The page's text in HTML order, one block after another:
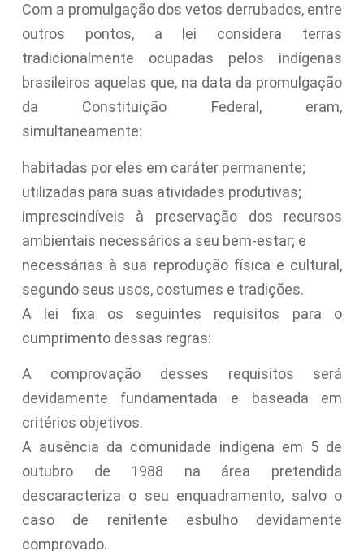
Com a promulgação dos vetos derrubados, entre
outros pontos, a lei considera terras
tradicionalmente ocupadas pelos indígenas
brasileiros aquelas que, na data da promulgação
da Constituição Federal, eram,
simultaneamente:
habitadas por eles em caráter permanente;
utilizadas para suas atividades produtivas;
imprescindíveis à preservação dos recursos
ambientais necessários a seu bem-estar; e
necessárias à sua reprodução física e cultural,
segundo seus usos, costumes e tradições.
A lei fixa os seguintes requisitos para o
cumprimento dessas regras:
A comprovação desses requisitos será
devidamente fundamentada e baseada em
critérios objetivos.
A ausência da comunidade indígena em 5 de
outubro de 1988 na área pretendida
descaracteriza o seu enquadramento, salvo o
caso de renitente esbulho devidamente
comprovado.